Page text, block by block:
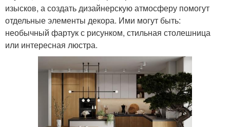
изысков, а создать дизайнерскую атмосферу помогут
отдельные элементы декора. Ими могут быть:
необычный фартук с рисунком, стильная столешница
или интересная люстра.